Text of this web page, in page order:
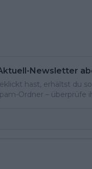
Newsletter
hast, erhältst du
Ordner – überprüfe